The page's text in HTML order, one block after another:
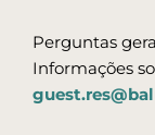
Perguntas
Informações